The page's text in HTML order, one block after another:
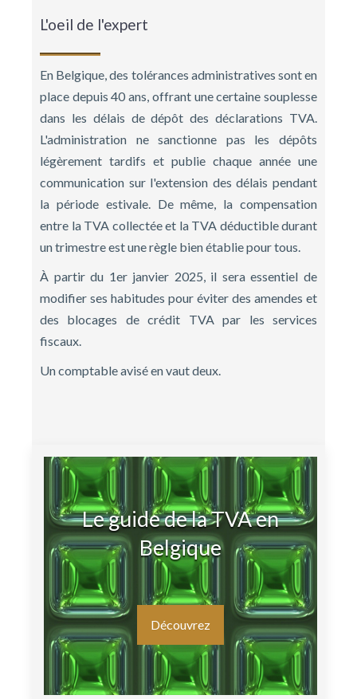
L'oeil de l'expert
En Belgique, des tolérances administratives sont en
place depuis 40 ans, offrant une certaine souplesse
dans les délais de dépôt des déclarations TVA.
L'administration ne sanctionne pas les dépôts
légèrement tardifs et publie chaque année une
communication sur l'extension des délais pendant
la période estivale. De même, la compensation
entre la TVA collectée et la TVA déductible durant
un trimestre est une règle bien établie pour tous.
À partir du 1er janvier 2025, il sera essentiel de
modifier ses habitudes pour éviter des amendes et
des blocages de crédit TVA par les services
fiscaux.
Un comptable avisé en vaut deux.
Le guide de la TVA en
Belgique
Découvrez